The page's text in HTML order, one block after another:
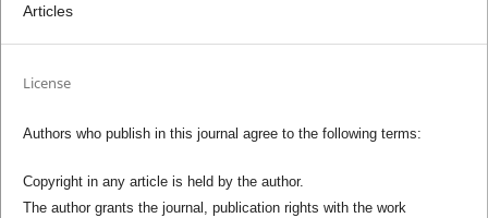
Articles
License
Authors who publish in this journal agree to the following terms:
Copyright in any article is held by the author.
The author grants the journal, publication rights with the work